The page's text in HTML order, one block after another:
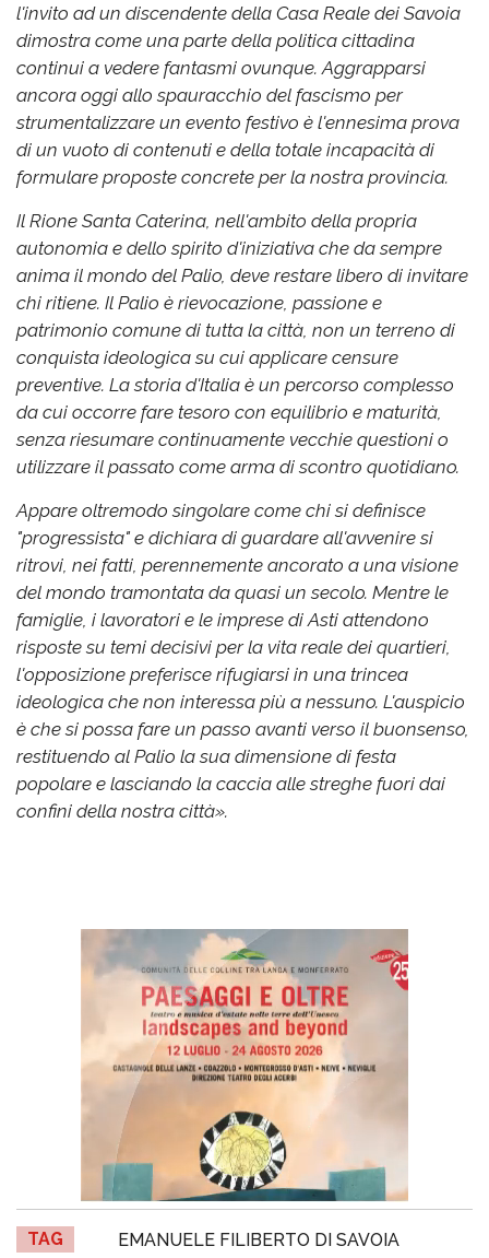
l'invito ad un discendente della Casa Reale dei Savoia
dimostra come una parte della politica cittadina
continui a vedere fantasmi ovunque. Aggrapparsi
ancora oggi allo spauracchio del fascismo per
strumentalizzare un evento festivo è l'ennesima prova
di un vuoto di contenuti e della totale incapacità di
formulare proposte concrete per la nostra provincia.
Il Rione Santa Caterina, nell'ambito della propria
autonomia e dello spirito d'iniziativa che da sempre
anima il mondo del Palio, deve restare libero di invitare
chi ritiene. Il Palio è rievocazione, passione e
patrimonio comune di tutta la città, non un terreno di
conquista ideologica su cui applicare censure
preventive. La storia d'Italia è un percorso complesso
da cui occorre fare tesoro con equilibrio e maturità,
senza riesumare continuamente vecchie questioni o
utilizzare il passato come arma di scontro quotidiano.
Appare oltremodo singolare come chi si definisce
"progressista" e dichiara di guardare all'avvenire si
ritrovi, nei fatti, perennemente ancorato a una visione
del mondo tramontata da quasi un secolo. Mentre le
famiglie, i lavoratori e le imprese di Asti attendono
risposte su temi decisivi per la vita reale dei quartieri,
l'opposizione preferisce rifugiarsi in una trincea
ideologica che non interessa più a nessuno. L'auspicio
è che si possa fare un passo avanti verso il buonsenso,
restituendo al Palio la sua dimensione di festa
popolare e lasciando la caccia alle streghe fuori dai
confini della nostra città».
TAG
EMANUELE FILIBERTO DI SAVOIA